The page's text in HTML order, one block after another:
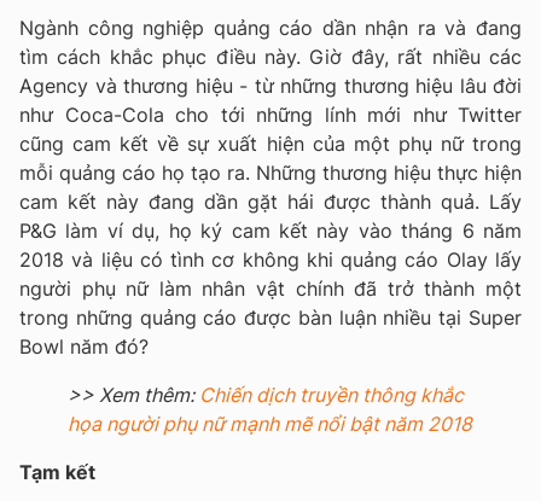
Ngành công nghiệp quảng cáo dần nhận ra và đang
tìm cách khắc phục điều này. Giờ đây, rất nhiều các
Agency và thương hiệu - từ những thương hiệu lâu đời
như Coca-Cola cho tới những lính mới như Twitter
cũng cam kết về sự xuất hiện của một phụ nữ trong
mỗi quảng cáo họ tạo ra. Những thương hiệu thực hiện
cam kết này đang dần gặt hái được thành quả. Lấy
P&G làm ví dụ, họ ký cam kết này vào tháng 6 năm
2018 và liệu có tình cơ không khi quảng cáo Olay lấy
người phụ nữ làm nhân vật chính đã trở thành một
trong những quảng cáo được bàn luận nhiều tại Super
Bowl năm đó?
>> Xem thêm: Chiến dịch truyền thông khắc
họa người phụ nữ mạnh mẽ nổi bật năm 2018
Tạm kết